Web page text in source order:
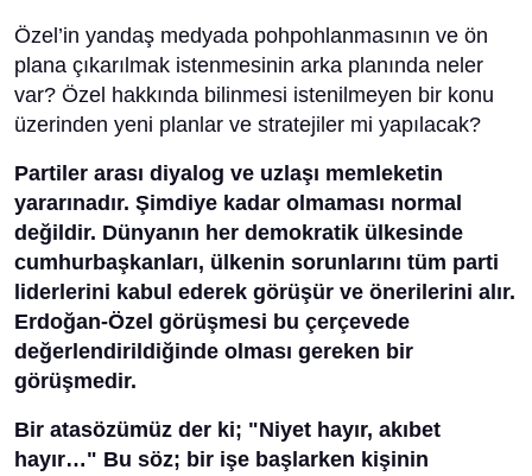
Özel’in yandaş medyada pohpohlanmasının ve ön
plana çıkarılmak istenmesinin arka planında neler
var? Özel hakkında bilinmesi istenilmeyen bir konu
üzerinden yeni planlar ve stratejiler mi yapılacak?
Partiler arası diyalog ve uzlaşı memleketin
yararınadır. Şimdiye kadar olmaması normal
değildir. Dünyanın her demokratik ülkesinde
cumhurbaşkanları, ülkenin sorunlarını tüm parti
liderlerini kabul ederek görüşür ve önerilerini alır.
Erdoğan-Özel görüşmesi bu çerçevede
değerlendirildiğinde olması gereken bir
görüşmedir.
Bir atasözümüz der ki; "Niyet hayır, akıbet
hayır…" Bu söz; bir işe başlarken kişinin